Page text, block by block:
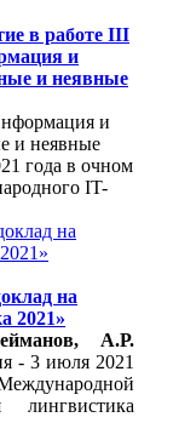
в работе III
и
и неявные
и
и неявные
года в очном
IT-
на
2021»
А.Р.
- 3 июля 2021
лингвистика